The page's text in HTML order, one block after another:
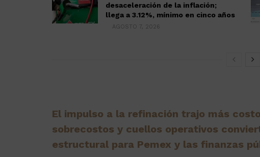
desaceleración de la inflación;
llega a 3.12%, mínimo en cinco años
AGOSTO 7, 2026
El impulso a la refinación trajo más
sobrecostos y cuellos operativos
estructural para Pemex y las finanzas